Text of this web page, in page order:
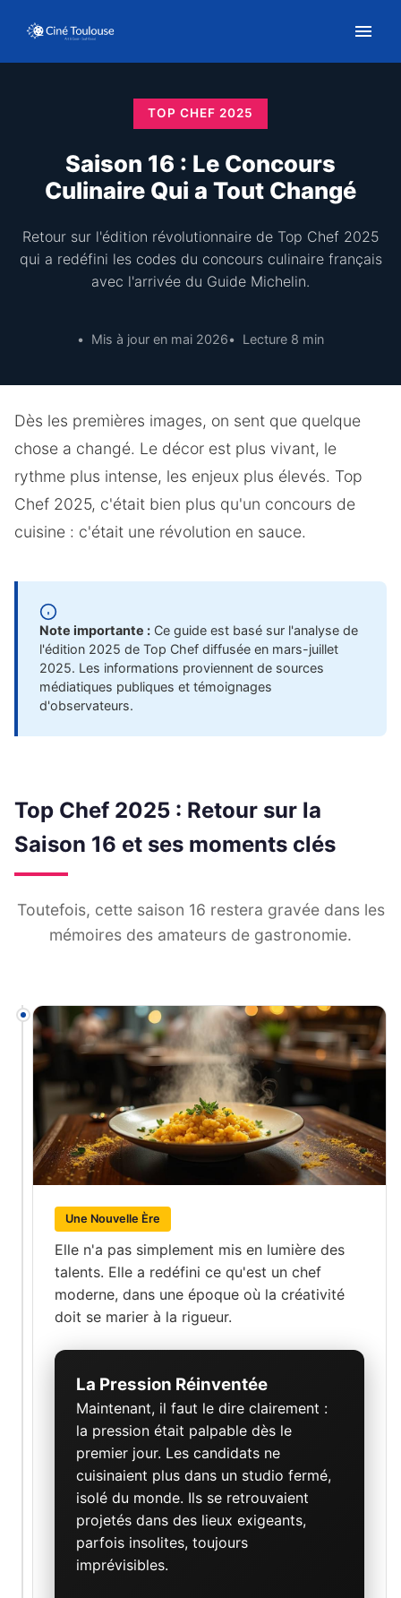
TOP CHEF 2025
Saison 16 : Le Concours
Culinaire Qui a Tout Changé
Retour sur l'édition révolutionnaire de Top Chef 2025
qui a redéfini les codes du concours culinaire français
avec l'arrivée du Guide Michelin.
Mis à jour en mai 2026 Lecture 8 min
Dès les premières images, on sent que quelque
chose a changé. Le décor est plus vivant, le
rythme plus intense, les enjeux plus élevés. Top
Chef 2025, c'était bien plus qu'un concours de
cuisine : c'était une révolution en sauce.
Note importante : Ce guide est basé sur l'analyse de
l'édition 2025 de Top Chef diffusée en mars-juillet
2025. Les informations proviennent de sources
médiatiques publiques et témoignages
d'observateurs.
Top Chef 2025 : Retour sur la
Saison 16 et ses moments clés
Toutefois, cette saison 16 restera gravée dans les
mémoires des amateurs de gastronomie.
Une Nouvelle Ère
Elle n'a pas simplement mis en lumière des
talents. Elle a redéfini ce qu'est un chef
moderne, dans une époque où la créativité
doit se marier à la rigueur.
La Pression Réinventée
Maintenant, il faut le dire clairement :
la pression était palpable dès le
premier jour. Les candidats ne
cuisinaient plus dans un studio fermé,
isolé du monde. Ils se retrouvaient
projetés dans des lieux exigeants,
parfois insolites, toujours
imprévisibles.